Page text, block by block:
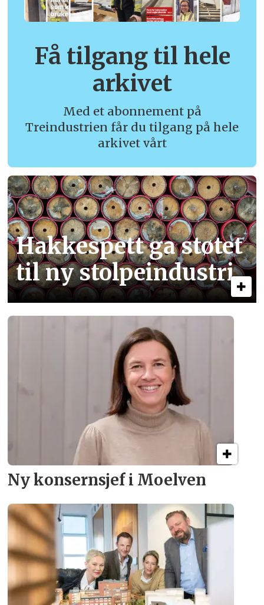
Få tilgang til hele
arkivet
Med et abonnement på
Treindustrien får du tilgang på hele
arkivet vårt
Hakkespett ga støtet
til ny stolpe­industri
Ny konsern­sjef i Moelven